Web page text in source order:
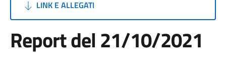
LINK E ALLEGATI
Report del 21/10/2021